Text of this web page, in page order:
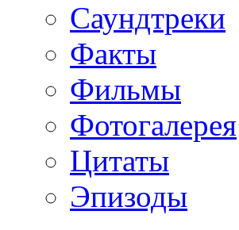
Саундтреки
Факты
Фильмы
Фотогалерея
Цитаты
Эпизоды